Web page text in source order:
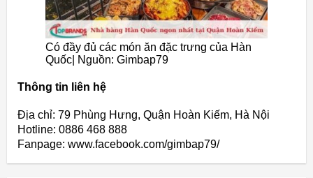
Có đầy đủ các món ăn đặc trưng của Hàn
Quốc| Nguồn: Gimbap79
Thông tin liên hệ
Địa chỉ: 79 Phùng Hưng, Quận Hoàn Kiếm, Hà Nội
Hotline: 0886 468 888
Fanpage: www.facebook.com/gimbap79/